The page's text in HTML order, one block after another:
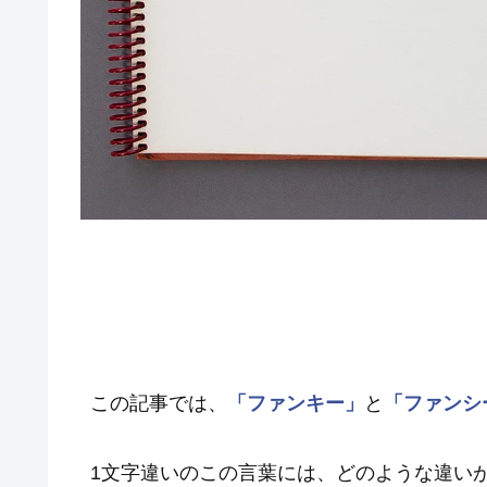
この記事では、 「ファンキー」 と 「ファン
1文字違いのこの言葉には、どのような違い